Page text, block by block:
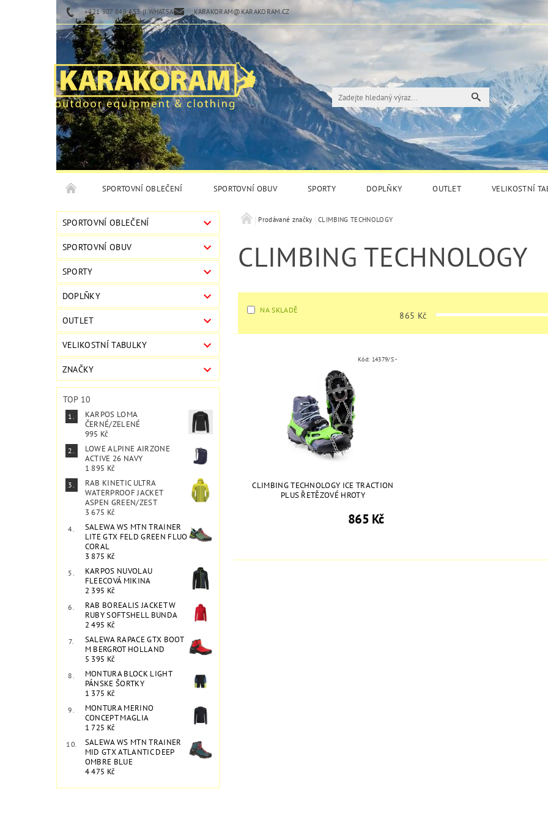
+421 907 849 453 (I WHATSAPP) KARAKORAM@KARAKORAM.CZ
SPORTOVNÍ OBLEČENÍ SPORTOVNÍ OBUV SPORTY DOPLŇKY OUTLET VELIKOSTNÍ
SPORTOVNÍ OBLEČENÍ
SPORTOVNÍ OBUV
SPORTY
DOPLŇKY
OUTLET
VELIKOSTNÍ TABULKY
ZNAČKY
TOP 10
KARPOS LOMA
ČERNÉ/ZELENÉ
995 Kč
LOWE ALPINE AIRZONE
ACTIVE 26 NAVY
1 895 Kč
RAB KINETIC ULTRA
WATERPROOF JACKET
ASPEN GREEN/ZEST
3 675 Kč
SALEWA WS MTN TRAINER
LITE GTX FELD GREEN FLUO
CORAL
3 875 Kč
KARPOS NUVOLAU
FLEECOVÁ MIKINA
2 395 Kč
RAB BOREALIS JACKET W
RUBY SOFTSHELL BUNDA
2 495 Kč
SALEWA RAPACE GTX BOOT
M BERGROT HOLLAND
5 395 Kč
MONTURA BLOCK LIGHT
PÁNSKE ŠORTKY
1 375 Kč
MONTURA MERINO
CONCEPT MAGLIA
1 725 Kč
SALEWA WS MTN TRAINER
MID GTX ATLANTIC DEEP
OMBRE BLUE
4 475 Kč
Prodávané značky CLIMBING TECHNOLOGY
CLIMBING TECHNOLOGY
NA SKLADĚ
865 Kč
Kód: 14379/S -
CLIMBING TECHNOLOGY ICE TRACTION
PLUS ŘETĚZOVÉ HROTY
865 Kč